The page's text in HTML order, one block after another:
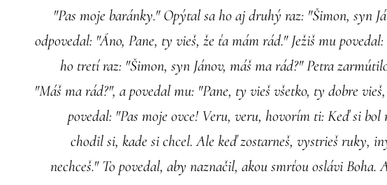
"Pas moje baránky." Opýtal sa ho aj druhý raz: "Šimon, syn
odpovedal: "Áno, Pane, ty vieš, že ťa mám rád." Ježiš mu
ho tretí raz: "Šimon, syn Jánov, máš ma rád?" Petra
"Máš ma rád?", a povedal mu: "Pane, ty vieš všetko, ty dobre
povedal: "Pas moje ovce! Veru, veru, hovorím ti: Keď si bol
chodil si, kade si chcel. Ale keď zostarneš, vystrieš ruky,
nechceš." To povedal, aby naznačil, akou smrťou oslávi Boha.